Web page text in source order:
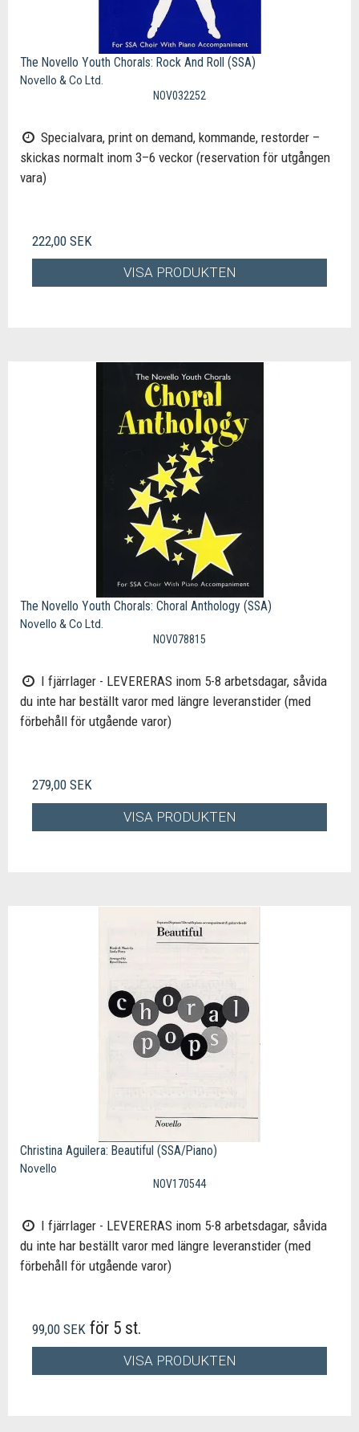
The Novello Youth Chorals: Rock And Roll (SSA)
Novello & Co Ltd.
NOV032252
Specialvara, print on demand, kommande, restorder –
skickas normalt inom 3–6 veckor (reservation för utgången
vara)
222,00 SEK
VISA PRODUKTEN
The Novello Youth Chorals: Choral Anthology (SSA)
Novello & Co Ltd.
NOV078815
I fjärrlager - LEVERERAS inom 5-8 arbetsdagar, såvida
du inte har beställt varor med längre leveranstider (med
förbehåll för utgående varor)
279,00 SEK
VISA PRODUKTEN
Christina Aguilera: Beautiful (SSA/Piano)
Novello
NOV170544
I fjärrlager - LEVERERAS inom 5-8 arbetsdagar, såvida
du inte har beställt varor med längre leveranstider (med
förbehåll för utgående varor)
99,00 SEK för 5 st.
VISA PRODUKTEN